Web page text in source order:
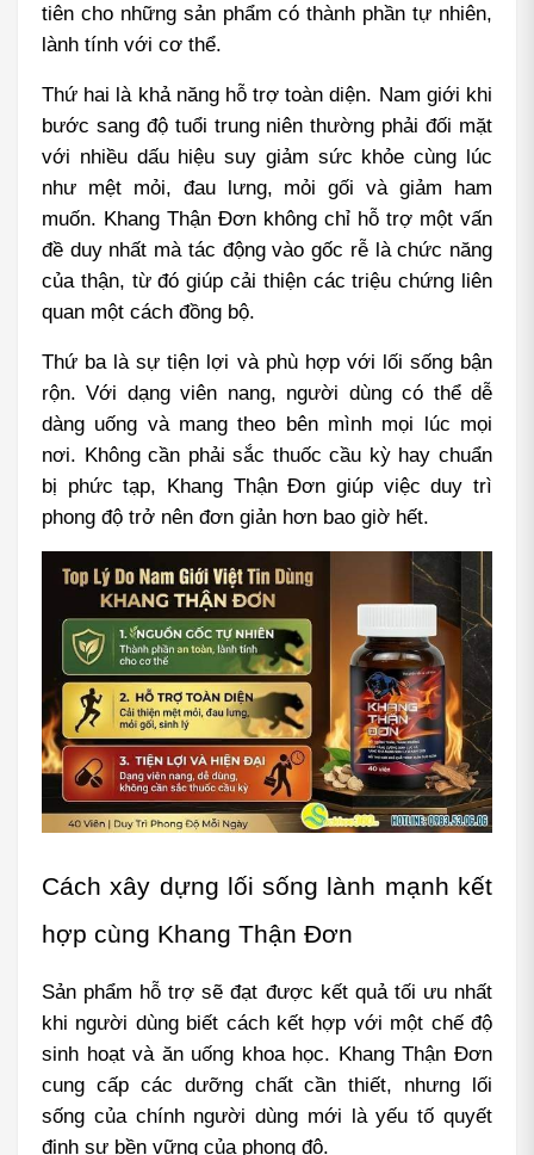
tiên cho những sản phẩm có thành phần tự nhiên,
lành tính với cơ thể.
Thứ hai là khả năng hỗ trợ toàn diện. Nam giới khi
bước sang độ tuổi trung niên thường phải đối mặt
với nhiều dấu hiệu suy giảm sức khỏe cùng lúc
như mệt mỏi, đau lưng, mỏi gối và giảm ham
muốn. Khang Thận Đơn không chỉ hỗ trợ một vấn
đề duy nhất mà tác động vào gốc rễ là chức năng
của thận, từ đó giúp cải thiện các triệu chứng liên
quan một cách đồng bộ.
Thứ ba là sự tiện lợi và phù hợp với lối sống bận
rộn. Với dạng viên nang, người dùng có thể dễ
dàng uống và mang theo bên mình mọi lúc mọi
nơi. Không cần phải sắc thuốc cầu kỳ hay chuẩn
bị phức tạp, Khang Thận Đơn giúp việc duy trì
phong độ trở nên đơn giản hơn bao giờ hết.
Cách xây dựng lối sống lành mạnh kết
hợp cùng Khang Thận Đơn
Sản phẩm hỗ trợ sẽ đạt được kết quả tối ưu nhất
khi người dùng biết cách kết hợp với một chế độ
sinh hoạt và ăn uống khoa học. Khang Thận Đơn
cung cấp các dưỡng chất cần thiết, nhưng lối
sống của chính người dùng mới là yếu tố quyết
định sự bền vững của phong độ.